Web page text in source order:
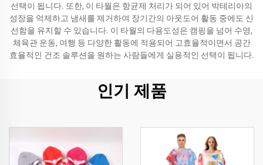
선택이 됩니다. 또한, 이 타월은 항균제 처리가 되어 있어 박테리아의
성장을 억제하고 냄새를 제거하여 장기간의 아웃도어 활동 중에도 신
선함을 유지할 수 있습니다. 이 타월의 다용도성은 캠핑을 넘어 수영,
체육관 운동, 여행 등 다양한 활동에 적용되어 고효율적이면서 공간
효율적인 건조 솔루션을 원하는 사람들에게 실용적인 선택이 됩니다.
인기 제품